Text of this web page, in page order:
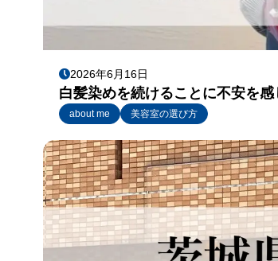
2026年6月16日
白髪染めを続けることに不安を
about me 美容室の選び方